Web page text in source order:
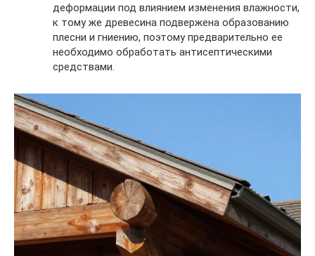
деформации под влиянием изменения влажности,
к тому же древесина подвержена образованию
плесни и гниению, поэтому предварительно ее
необходимо обработать антисептическими
средствами.